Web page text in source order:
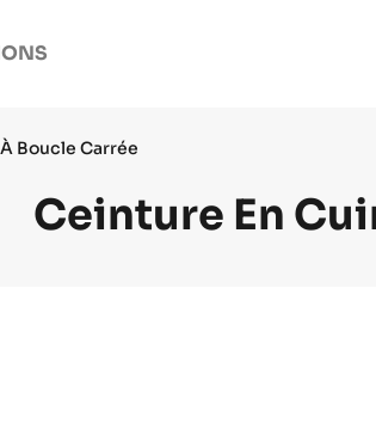
Boucle Carrée
Ceinture En